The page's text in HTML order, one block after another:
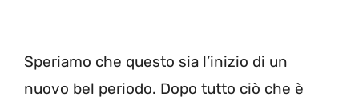
Speriamo che questo sia l’inizio di un
nuovo bel periodo. Dopo tutto ciò che è